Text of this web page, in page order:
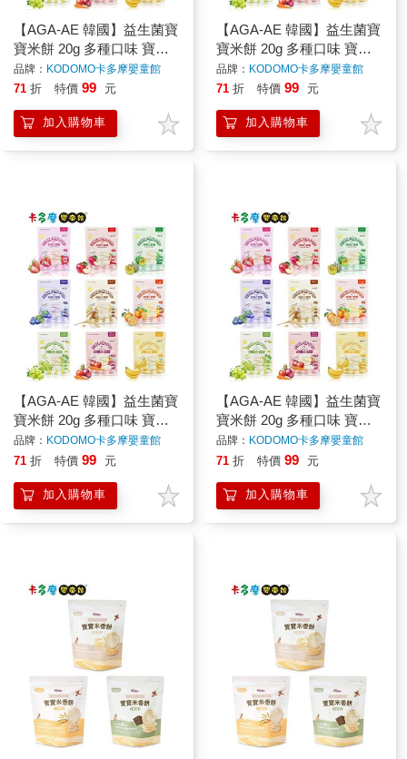
【AGA-AE 韓國】益生菌寶
寶米餅 20g 多種口味 寶寶
零食 寶寶餅乾 寶寶米餅｜
卡多摩
品牌： KODOMO卡多摩嬰童館
71 折 特價 99 元
加入購物車
【AGA-AE 韓國】益生菌寶
寶米餅 20g 多種口味 寶寶
零食 寶寶餅乾 寶寶米餅｜
卡多摩
品牌： KODOMO卡多摩嬰童館
71 折 特價 99 元
加入購物車
【AGA-AE 韓國】益生菌寶
寶米餅 20g 多種口味 寶寶
零食 寶寶餅乾 寶寶米餅｜
卡多摩
品牌： KODOMO卡多摩嬰童館
71 折 特價 99 元
加入購物車
【AGA-AE 韓國】益生菌寶
寶米餅 20g 多種口味 寶寶
零食 寶寶餅乾 寶寶米餅｜
卡多摩
品牌： KODOMO卡多摩嬰童館
71 折 特價 99 元
加入購物車